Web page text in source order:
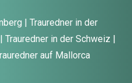
| Trauredner in der
Trauredner in der Schweiz |
auf Mallorca